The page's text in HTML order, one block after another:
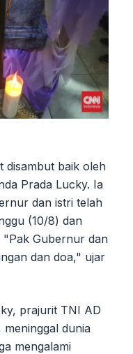
disambut baik oleh
Prada Lucky. Ia
dan istri telah
(10/8) dan
"Pak Gubernur dan
dan doa," ujar
prajurit TNI AD
dunia
mengalami